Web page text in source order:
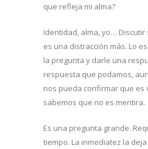
que refleja mi alma?
Identidad, alma, yo…
es una distracción más. Lo
la pregunta y darle una
respuesta que podamos,
nos pueda confirmar que es
sabemos que no es mentira.
Es una pregunta grande.
tiempo. La inmediatez la